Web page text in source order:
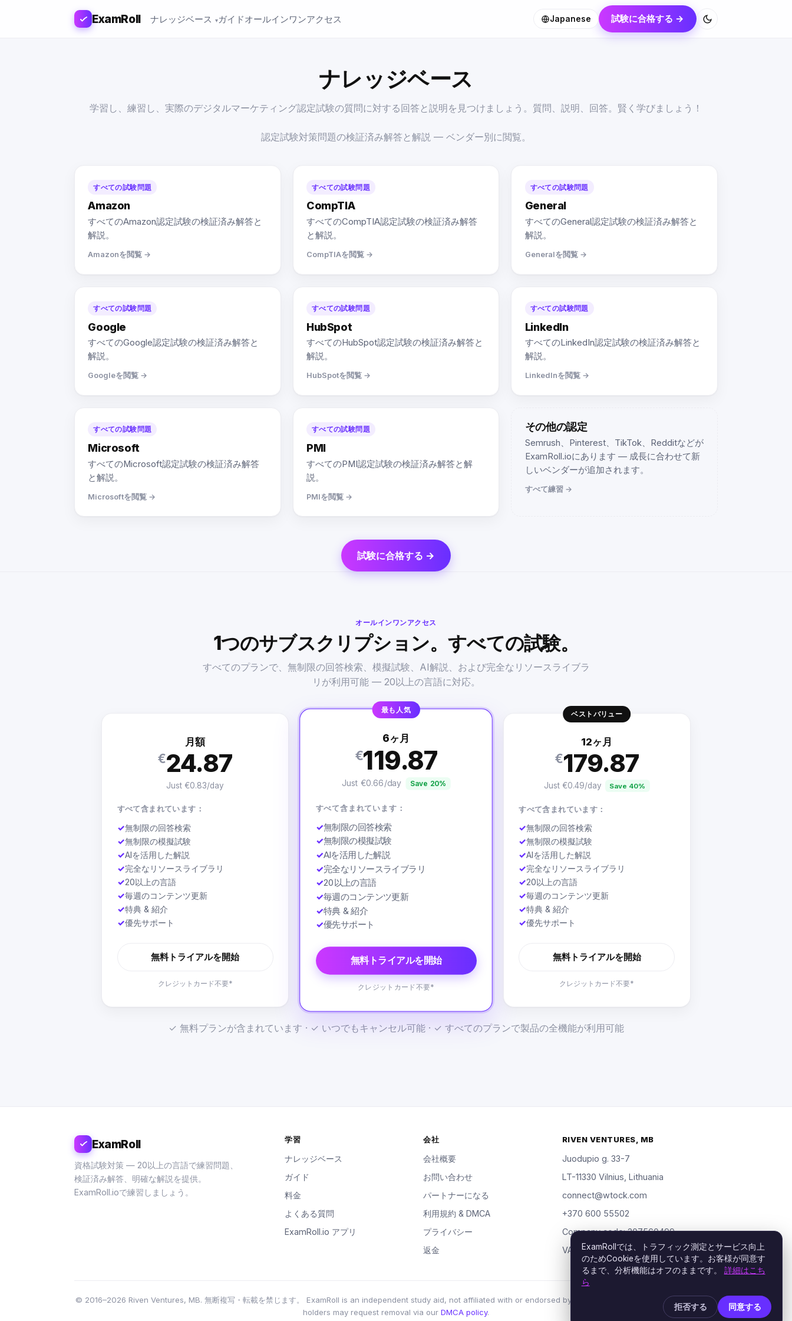
ExamRoll ナレッジベース ガイドオールインワンアクセス Japanese 試験に合格する →
ナレッジベース
学習し、練習し、実際のデジタルマーケティング認定試験の質問に対する回答と説明を見つけましょう。質問、説明、回答。賢く学びましょう！
認定試験対策問題の検証済み解答と解説 — ベンダー別に閲覧。
すべての試験問題
Amazon
すべてのAmazon認定試験の検証済み解答と
解説。
Amazonを閲覧 →
すべての試験問題
CompTIA
すべてのCompTIA認定試験の検証済み解答
と解説。
CompTIAを閲覧 →
すべての試験問題
General
すべてのGeneral認定試験の検証済み解答と
解説。
Generalを閲覧 →
すべての試験問題
Google
すべてのGoogle認定試験の検証済み解答と
解説。
Googleを閲覧 →
すべての試験問題
HubSpot
すべてのHubSpot認定試験の検証済み解答と
解説。
HubSpotを閲覧 →
すべての試験問題
LinkedIn
すべてのLinkedIn認定試験の検証済み解答と
解説。
LinkedInを閲覧 →
すべての試験問題
Microsoft
すべてのMicrosoft認定試験の検証済み解答
と解説。
Microsoftを閲覧 →
すべての試験問題
PMI
すべてのPMI認定試験の検証済み解答と解
説。
PMIを閲覧 →
その他の認定
Semrush、Pinterest、TikTok、Redditなどが
ExamRoll.ioにあります — 成長に合わせて新
しいベンダーが追加されます。
すべて練習 →
試験に合格する →
オールインワンアクセス
1つのサブスクリプション。すべての試験。
すべてのプランで、無制限の回答検索、模擬試験、AI解説、および完全なリソースライブラ
リが利用可能 — 20以上の言語に対応。
月額
€24.87
Just €0.83/day
すべて含まれています：
✓無制限の回答検索
✓無制限の模擬試験
✓AIを活用した解説
✓完全なリソースライブラリ
✓20以上の言語
✓毎週のコンテンツ更新
✓特典 & 紹介
✓優先サポート
無料トライアルを開始
クレジットカード不要*
最も人気
6ヶ月
€119.87
Just €0.66/day Save 20%
すべて含まれています：
✓無制限の回答検索
✓無制限の模擬試験
✓AIを活用した解説
✓完全なリソースライブラリ
✓20以上の言語
✓毎週のコンテンツ更新
✓特典 & 紹介
✓優先サポート
無料トライアルを開始
クレジットカード不要*
ベストバリュー
12ヶ月
€179.87
Just €0.49/day Save 40%
すべて含まれています：
✓無制限の回答検索
✓無制限の模擬試験
✓AIを活用した解説
✓完全なリソースライブラリ
✓20以上の言語
✓毎週のコンテンツ更新
✓特典 & 紹介
✓優先サポート
無料トライアルを開始
クレジットカード不要*
✓ 無料プランが含まれています · ✓ いつでもキャンセル可能 · ✓ すべてのプランで製品の全機能が利用可能
ExamRoll
資格試験対策 — 20以上の言語で練習問題、
検証済み解答、明確な解説を提供。
ExamRoll.ioで練習しましょう。
学習
ナレッジベース
ガイド
料金
よくある質問
ExamRoll.io アプリ
会社
会社概要
お問い合わせ
パートナーになる
利用規約 & DMCA
プライバシー
返金
RIVEN VENTURES, MB
Juodupio g. 33-7
LT-11330 Vilnius, Lithuania
connect@wtock.com
+370 600 55502
Company code: 307560499
VAT: LT100019904318
© 2016–2026 Riven Ventures, MB. 無断複写・転載を禁じます。 ExamRoll is an independent study aid, not affiliated with or endorsed by the certification vendors named; rights
holders may request removal via our DMCA policy.
ExamRollでは、トラフィック測定とサービス向上
のためCookieを使用しています。お客様が同意す
るまで、分析機能はオフのままです。 詳細はこち
ら
拒否する 同意する